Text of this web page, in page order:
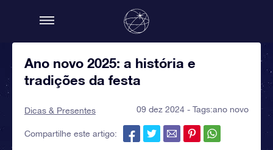
Ano novo 2025: a história e
tradições da festa
Dicas & Presentes 09 dez 2024 - Tags:ano novo
Compartilhe este artigo: